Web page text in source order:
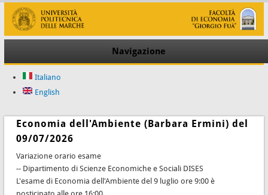
Navigazione
Italiano
English
Economia dell'Ambiente (Barbara Ermini) del
09/07/2026
Variazione orario esame
-- Dipartimento di Scienze Economiche e Sociali DISES
L'esame di Economia dell'Ambiente del 9 luglio ore 9:00 è